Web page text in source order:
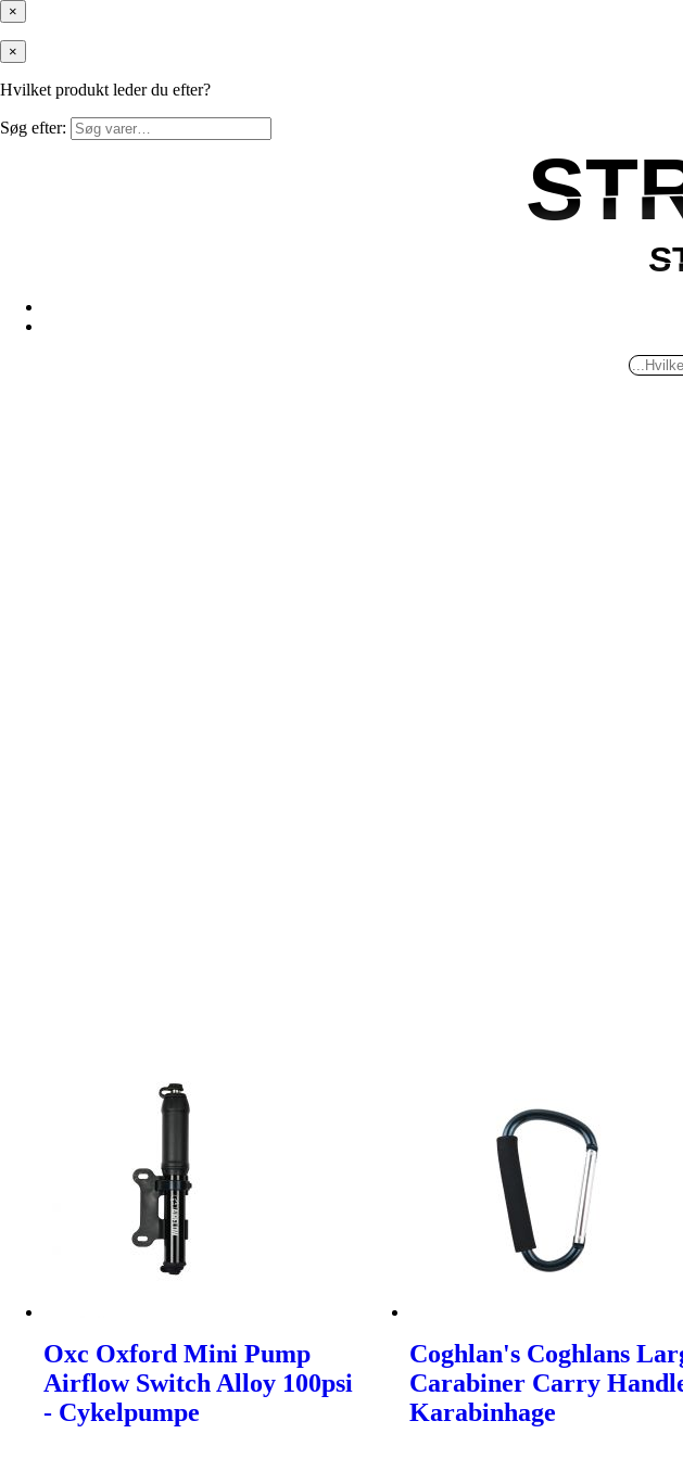
×
×
Hvilket produkt leder du efter?
Søg efter:
Oxc Oxford Mini Pump
Airflow Switch Alloy 100psi
- Cykelpumpe
Coghlan's Coghlans
Carabiner Carry
Karabinhage